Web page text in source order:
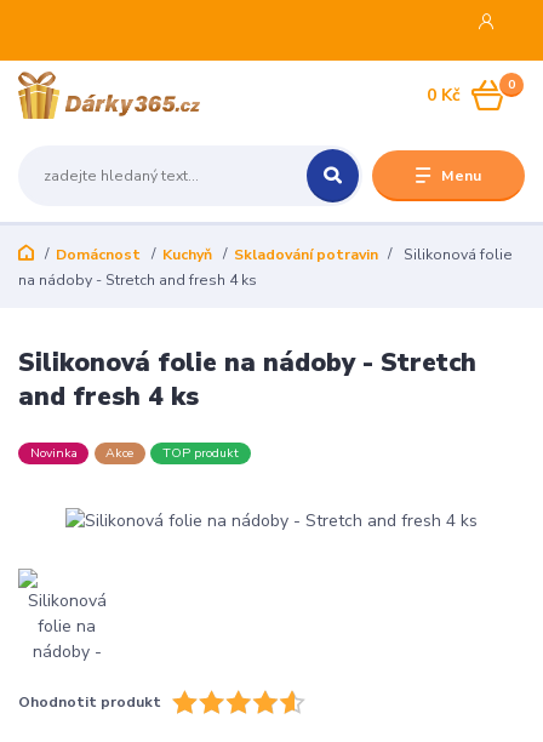
Menu
0
0 Kč
Domácnost Kuchyň Skladování potravin
Silikonová folie
na nádoby - Stretch and fresh 4 ks
Silikonová folie na nádoby - Stretch
and fresh 4 ks
Novinka Akce TOP produkt
Ohodnotit produkt